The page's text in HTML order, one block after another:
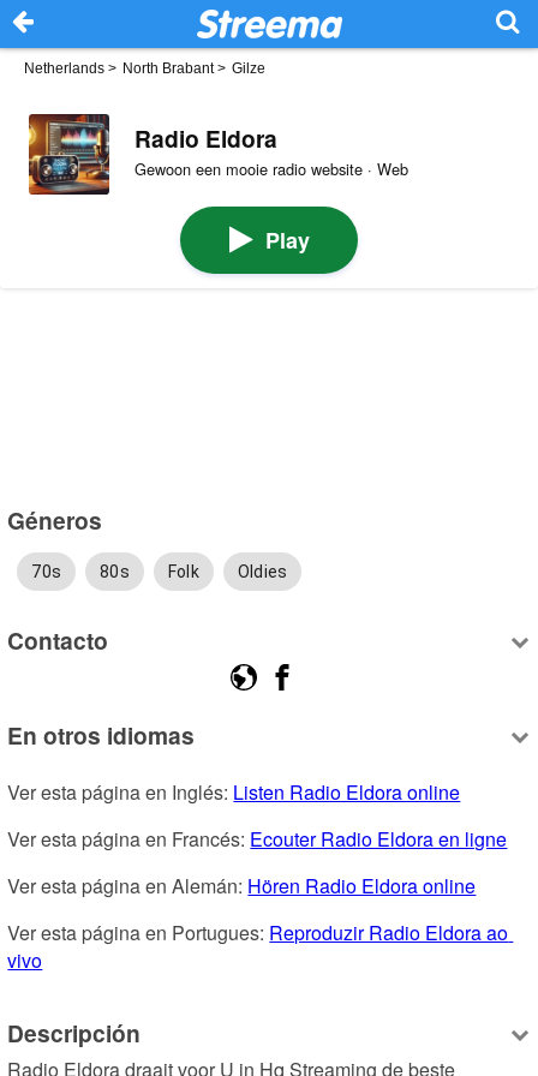
Netherlands > North Brabant> Gilze
Radio Eldora
Gewoon een mooie radio website · Web
Play
Géneros
70s 80s Folk Oldies
Contacto
En otros idiomas
Ver esta página en Inglés: Listen Radio Eldora online
Ver esta página en Francés: Ecouter Radio Eldora en ligne
Ver esta página en Alemán: Hören Radio Eldora online
Ver esta página en Portugues: Reproduzir Radio Eldora ao
vivo
Descripción
Radio Eldora draait voor U in Hq Streaming de beste